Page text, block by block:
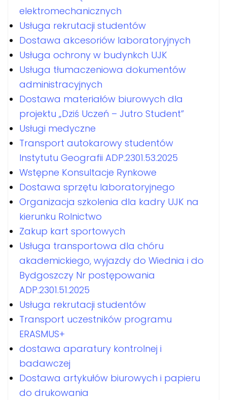
elektromechanicznych
Usługa rekrutacji studentów
Dostawa akcesoriów laboratoryjnych
Usługa ochrony w budynkch UJK
Usługa tłumaczeniowa dokumentów
administracyjnych
Dostawa materiałów biurowych dla
projektu „Dziś Uczeń – Jutro Student”
Usługi medyczne
Transport autokarowy studentów
Instytutu Geografii ADP.2301.53.2025
Wstępne Konsultacje Rynkowe
Dostawa sprzętu laboratoryjnego
Organizacja szkolenia dla kadry UJK na
kierunku Rolnictwo
Zakup kart sportowych
Usługa transportowa dla chóru
akademickiego, wyjazdy do Wiednia i do
Bydgoszczy Nr postępowania
ADP.2301.51.2025
Usługa rekrutacji studentów
Transport uczestników programu
ERASMUS+
dostawa aparatury kontrolnej i
badawczej
Dostawa artykułów biurowych i papieru
do drukowania